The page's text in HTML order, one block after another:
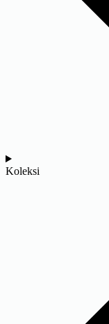
Koleksi